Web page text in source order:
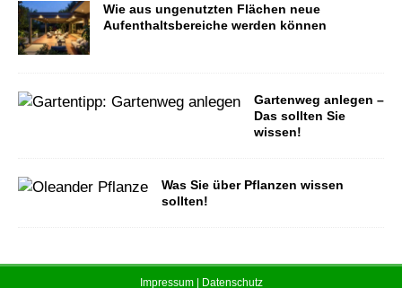
Wie aus ungenutzten Flächen neue
Aufenthaltsbereiche werden können
Gartenweg anlegen –
Das sollten Sie
wissen!
Was Sie über Pflanzen wissen
sollten!
Impressum | Datenschutz